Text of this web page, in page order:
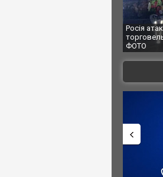
Росія атакувала Суми КАБами: пошкоджено
торговельний центр, будинки, є постраждалі.